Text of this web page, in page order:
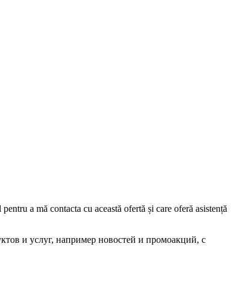
a mă contacta cu această ofertă și care oferă asistență
и услуг, например новостей и промоакций, с